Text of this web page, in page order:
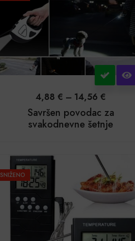
4,88 € – 14,56 €
Savršen povodac za
svakodnevne šetnje
SNIŽENO